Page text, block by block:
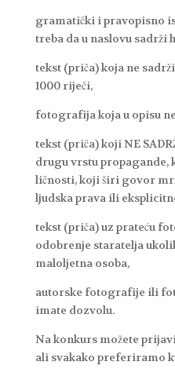
gramatički i pravopisno
treba da u naslovu sadrži
tekst (priča) koja ne
1000 riječi,
fotografija koja u opisu
tekst (priča) koji NE
drugu vrstu
ličnosti, koji širi govor
ljudska prava ili
tekst (priča) uz prateću
odobrenje staratelja
maloljetna osoba,
autorske fotografije ili
imate dozvolu.
Na konkurs možete
ali svakako preferiramo